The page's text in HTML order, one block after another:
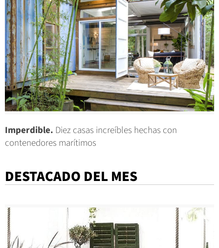
Imperdible. Diez casas increíbles hechas con
contenedores marítimos
DESTACADO DEL MES